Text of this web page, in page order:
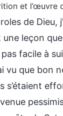
et
de Dieu,
leçon
facile à
vu que
s’étaient